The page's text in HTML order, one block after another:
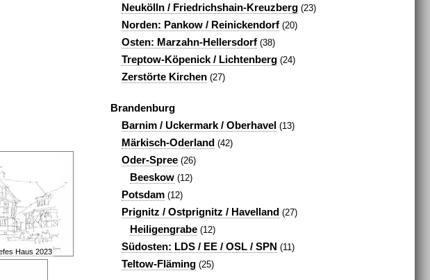
Neukölln / Friedrichshain-Kreuzberg (23)
Norden: Pankow / Reinickendorf (20)
Osten: Marzahn-Hellersdorf (38)
Treptow-Köpenick / Lichtenberg (24)
Zerstörte Kirchen (27)
Brandenburg
Barnim / Uckermark / Oberhavel (13)
Märkisch-Oderland (42)
Oder-Spree (26)
Beeskow (12)
Potsdam (12)
Prignitz / Ostprignitz / Havelland (27)
Heiligengrabe (12)
Südosten: LDS / EE / OSL / SPN (11)
Teltow-Fläming (25)
Haus 2023